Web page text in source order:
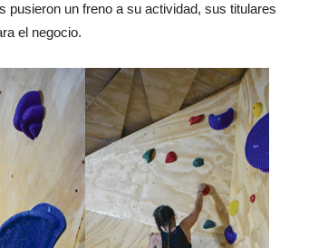
pusieron un freno a su actividad, sus titulares
el negocio.